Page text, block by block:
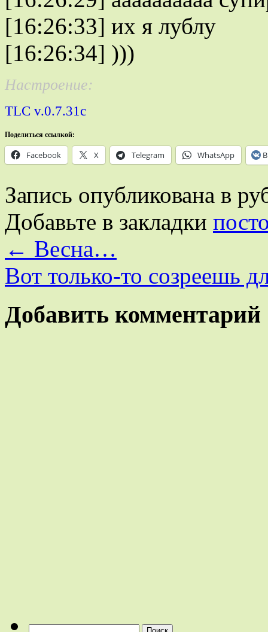
[16:26:33] их я лублу
[16:26:34] )))
Настроение:
TLС v.0.7.31c
Поделиться ссылкой:
Facebook X Telegram WhatsApp
Запись опубликована в
Добавьте в закладки
← Весна…
Вот только-то созреешь
Добавить комментарий